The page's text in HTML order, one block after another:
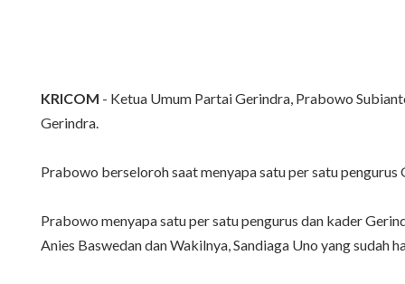
KRICOM - Ketua Umum Partai Gerindra, Prabowo
Gerindra.
Prabowo berseloroh saat menyapa satu per satu
Prabowo menyapa satu per satu pengurus dan kader
Anies Baswedan dan Wakilnya, Sandiaga Uno yang sudah